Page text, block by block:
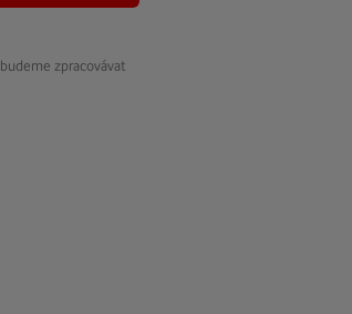
zpracovávat